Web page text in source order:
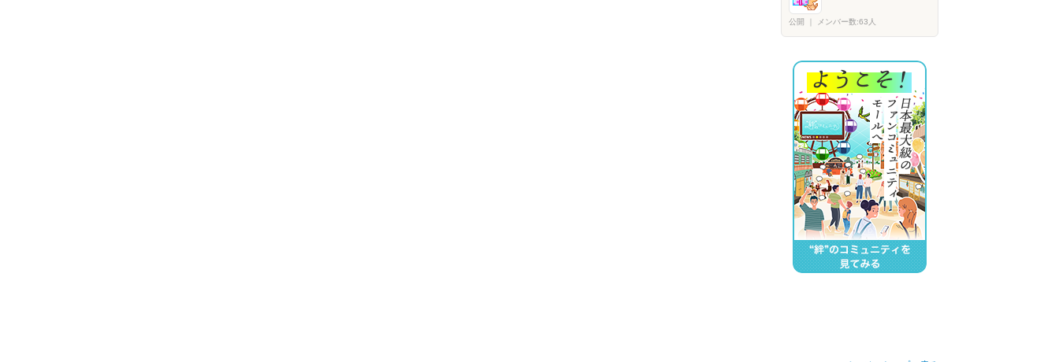
公開 メンバー数:63人